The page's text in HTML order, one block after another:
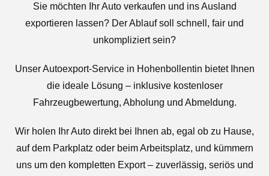
Sie möchten Ihr Auto verkaufen und ins Ausland
exportieren lassen? Der Ablauf soll schnell, fair und
unkompliziert sein?
Unser Autoexport-Service in Hohenbollentin bietet Ihnen
die ideale Lösung – inklusive kostenloser
Fahrzeugbewertung, Abholung und Abmeldung.
Wir holen Ihr Auto direkt bei Ihnen ab, egal ob zu Hause,
auf dem Parkplatz oder beim Arbeitsplatz, und kümmern
uns um den kompletten Export – zuverlässig, seriös und